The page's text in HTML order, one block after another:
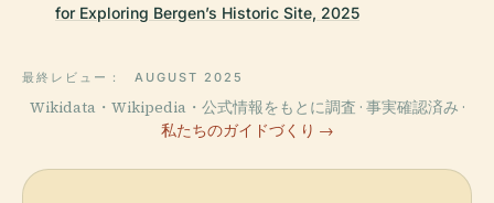
for Exploring Bergen’s Historic Site, 2025
最終レビュー： AUGUST 2025
Wikidata・Wikipedia・公式情報をもとに調査 · 事実確認済み ·
私たちのガイドづくり →